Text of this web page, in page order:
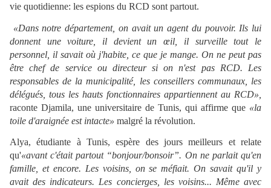
vie quotidienne: les espions du RCD sont partout.
«Dans notre département, on avait un agent du pouvoir. Ils lui
donnent une voiture, il devient un œil, il surveille tout le
personnel, il savait où j'habite, ce que je mange. On ne peut pas
être chef de service ou directeur si on n'est pas RCD. Les
responsables de la municipalité, les conseillers communaux, les
délégués, tous les hauts fonctionnaires appartiennent au RCD»,
raconte Djamila, une universitaire de Tunis, qui affirme que «la
toile d'araignée est intacte» malgré la révolution.
Alya, étudiante à Tunis, espère des jours meilleurs et relate
qu'«avant c'était partout “bonjour/bonsoir”. On ne parlait qu'en
famille, et encore. Les voisins, on se méfiait. On savait qu'il y
avait des indicateurs. Les concierges, les voisins... Même avec